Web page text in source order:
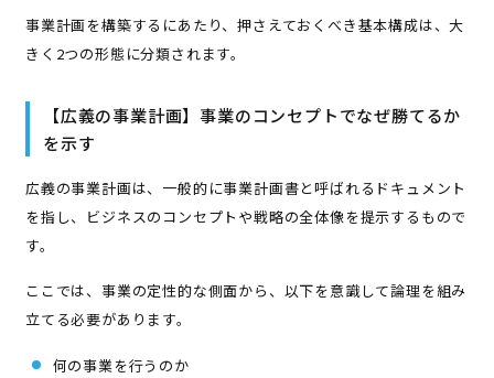
事業計画を構築するにあたり、押さえておくべき基本構成は、大
きく2つの形態に分類されます。
【広義の事業計画】事業のコンセプトでなぜ勝てるか
を示す
広義の事業計画は、一般的に事業計画書と呼ばれるドキュメント
を指し、ビジネスのコンセプトや戦略の全体像を提示するもので
す。
ここでは、事業の定性的な側面から、以下を意識して論理を組み
立てる必要があります。
何の事業を行うのか